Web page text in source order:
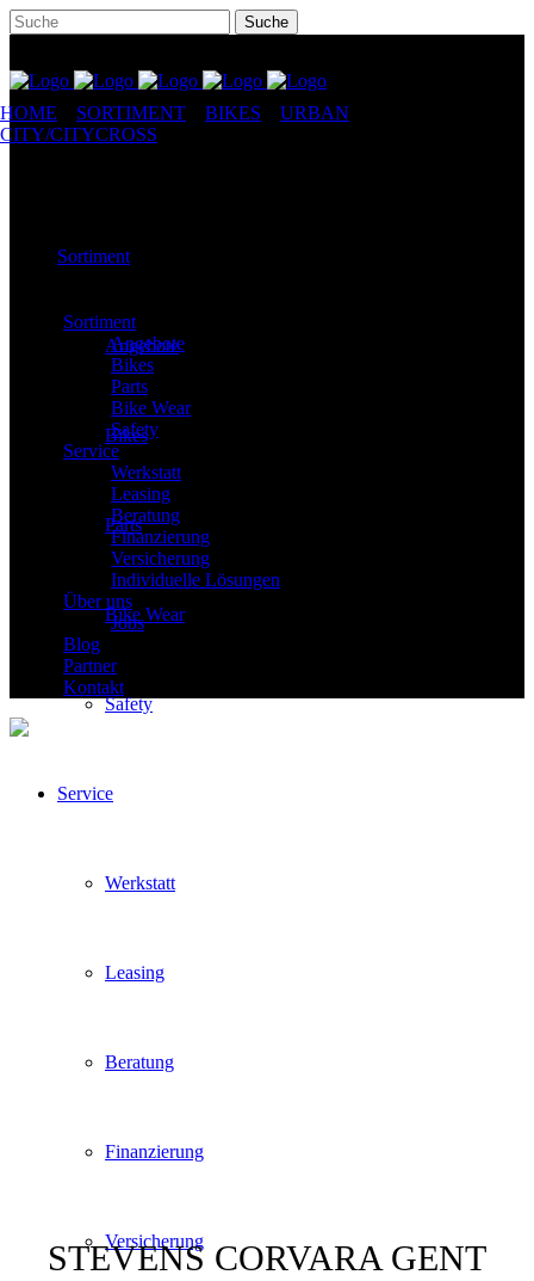
Sortiment
Angebote
Bikes
Parts
Bike Wear
Safety
Service
Werkstatt
Leasing
Beratung
Finanzierung
Versicherung
Sortiment
Angebote
Bikes
Parts
Bike Wear
Safety
Service
Werkstatt
Leasing
Beratung
Finanzierung
Versicherung
Individuelle Lösungen
Über uns
Jobs
Blog
Partner
Kontakt
HOME SORTIMENT BIKES
URBAN
CITY/CITYCROSS
STEVENS CORVARA GENT